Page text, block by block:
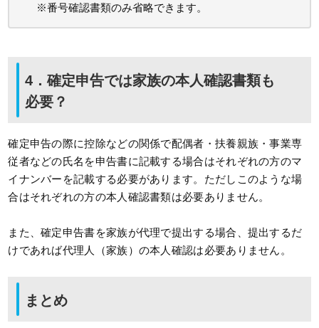
※番号確認書類のみ省略できます。
4．確定申告では家族の本人確認書類も
必要？
確定申告の際に控除などの関係で配偶者・扶養親族・事業専
従者などの氏名を申告書に記載する場合はそれぞれの方のマ
イナンバーを記載する必要があります。ただしこのような場
合はそれぞれの方の本人確認書類は必要ありません。
また、確定申告書を家族が代理で提出する場合、提出するだ
けであれば代理人（家族）の本人確認は必要ありません。
まとめ